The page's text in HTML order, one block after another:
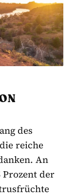
des
reiche
An
Prozent der